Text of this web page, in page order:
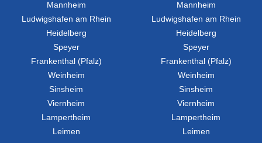
Mannheim
Ludwigshafen am Rhein
Heidelberg
Speyer
Frankenthal (Pfalz)
Weinheim
Sinsheim
Viernheim
Lampertheim
Leimen
Mannheim
Ludwigshafen am Rhein
Heidelberg
Speyer
Frankenthal (Pfalz)
Weinheim
Sinsheim
Viernheim
Lampertheim
Leimen